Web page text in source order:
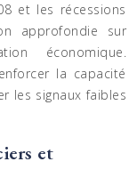
et les récessions
approfondie sur
économique.
la capacité
les signaux faibles
et